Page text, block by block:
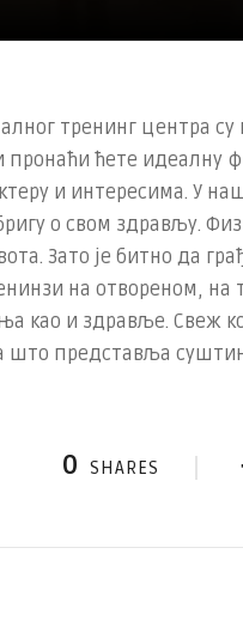
тренинг центра су
пронаћи ћете идеалну
и интересима. У
о свом здрављу.
Зато је битно да
на отвореном,
као и здравље. Свеж
што представља
0 SHARES